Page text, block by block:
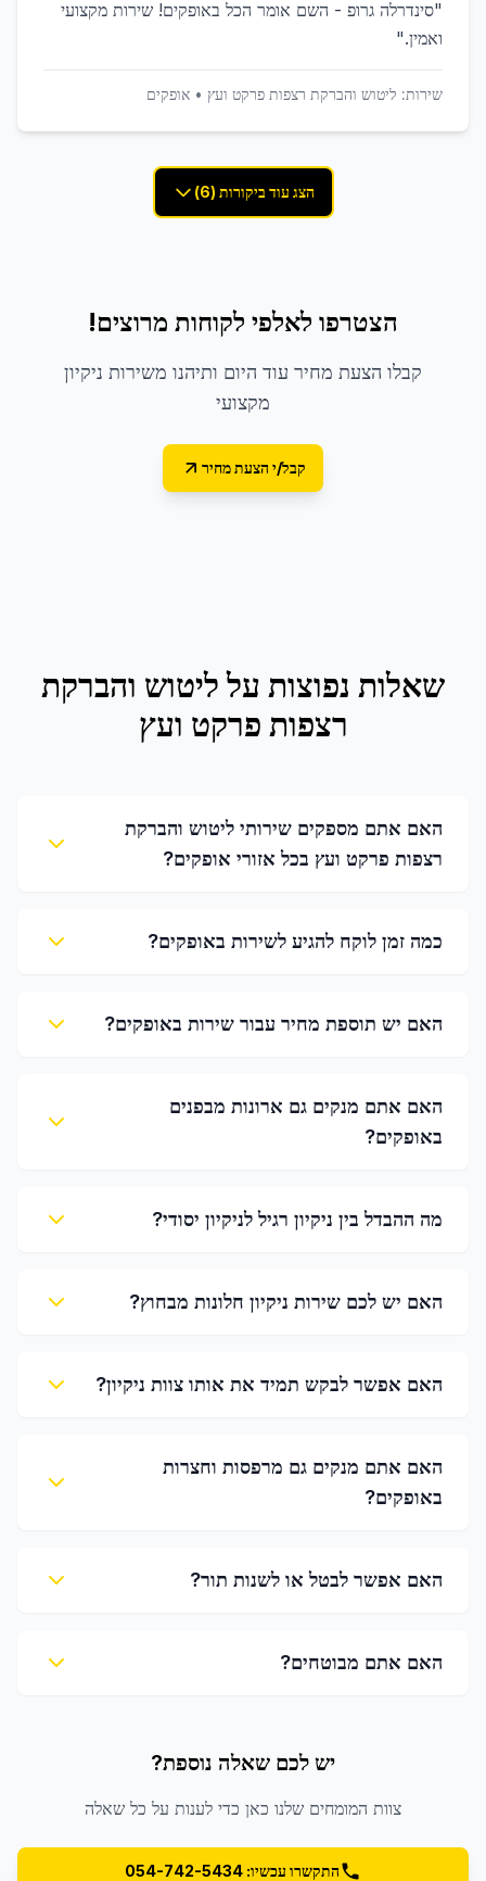
"סינדרלה גרופ - השם אומר הכל באופקים! שירות מקצועי
ואמין."
שירות: ליטוש והברקת רצפות פרקט ועץ • אופקים
הצג עוד ביקורות (6)
הצטרפו לאלפי לקוחות מרוצים!
קבלו הצעת מחיר עוד היום ותיהנו משירות ניקיון
מקצועי
קבל/י הצעת מחיר
שאלות נפוצות עלליטוש והברקת
רצפות פרקט ועץ
האם אתם מספקים שירותי ליטוש והברקת
רצפות פרקט ועץ בכל אזורי אופקים?
כמה זמן לוקח להגיע לשירות באופקים?
האם יש תוספת מחיר עבור שירות באופקים?
האם אתם מנקים גם ארונות מבפנים
באופקים?
מה ההבדל בין ניקיון רגיל לניקיון יסודי?
האם יש לכם שירות ניקיון חלונות מבחוץ?
האם אפשר לבקש תמיד את אותו צוות ניקיון?
האם אתם מנקים גם מרפסות וחצרות
באופקים?
האם אפשר לבטל או לשנות תור?
האם אתם מבוטחים?
יש לכם שאלה נוספת?
צוות המומחים שלנו כאן כדי לענות על כל שאלה
התקשרו עכשיו: 054-742-5434